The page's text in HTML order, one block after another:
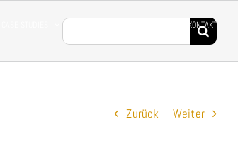
KONTAKT
Suche
nach:
Zurück Weiter